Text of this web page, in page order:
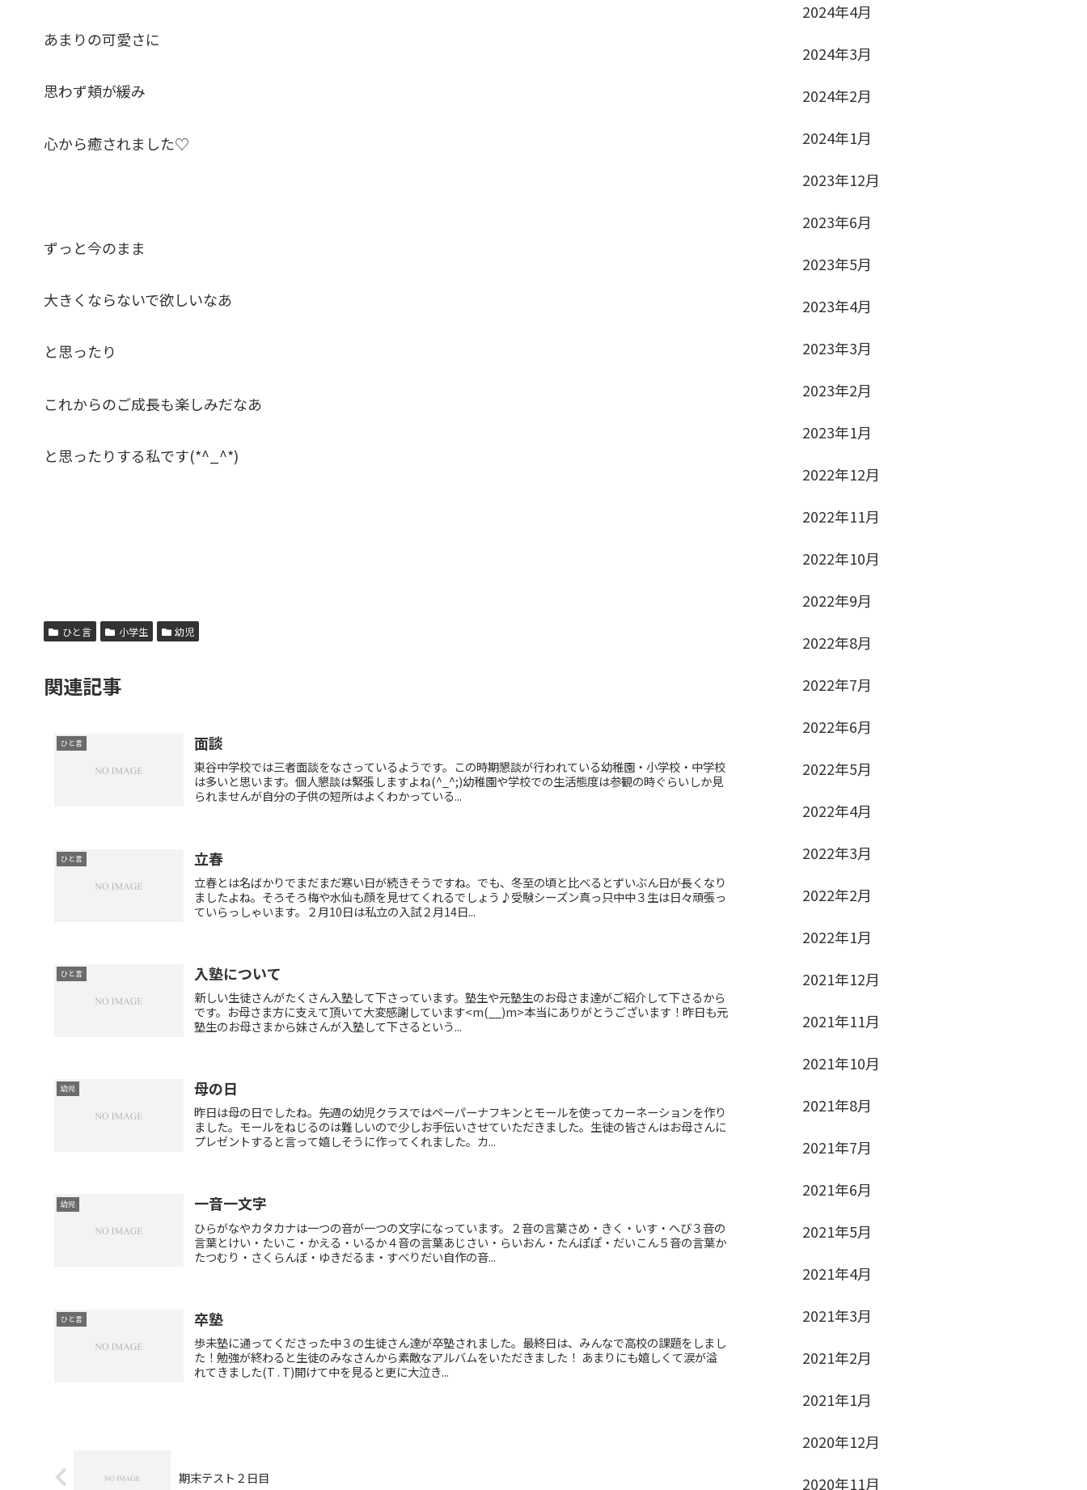
あまりの可愛さに
思わず頬が緩み
心から癒されました♡
ずっと今のまま
大きくならないで欲しいなあ
と思ったり
これからのご成長も楽しみだなあ
と思ったりする私です(*^_^*)
ひと言 小学生 幼児
関連記事
ひと言 面談
東谷中学校では三者面談をなさっているようです。この時期懇談が行われている幼稚園・小学校・中学校
は多いと思います。個人懇談は緊張しますよね(^_^;)幼稚園や学校での生活態度は参観の時ぐらいしか見
られませんが自分の子供の短所はよくわかっている...
ひと言 立春
立春とは名ばかりでまだまだ寒い日が続きそうですね。でも、冬至の頃と比べるとずいぶん日が長くなり
ましたよね。そろそろ梅や水仙も顔を見せてくれるでしょう♪受験シーズン真っ只中中３生は日々頑張っ
ていらっしゃいます。２月10日は私立の入試２月14日...
ひと言 入塾について
新しい生徒さんがたくさん入塾して下さっています。塾生や元塾生のお母さま達がご紹介して下さるから
です。お母さま方に支えて頂いて大変感謝しています<m(__)m>本当にありがとうございます！昨日も元
塾生のお母さまから妹さんが入塾して下さるという...
幼児 母の日
昨日は母の日でしたね。先週の幼児クラスではペーパーナフキンとモールを使ってカーネーションを作り
ました。モールをねじるのは難しいので少しお手伝いさせていただきました。生徒の皆さんはお母さんに
プレゼントすると言って嬉しそうに作ってくれました。カ...
幼児 一音一文字
ひらがなやカタカナは一つの音が一つの文字になっています。２音の言葉さめ・きく・いす・へび３音の
言葉とけい・たいこ・かえる・いるか４音の言葉あじさい・らいおん・たんぽぽ・だいこん５音の言葉か
たつむり・さくらんぼ・ゆきだるま・すべりだい自作の音...
ひと言 卒塾
歩未塾に通ってくださった中３の生徒さん達が卒塾されました。最終日は、みんなで高校の課題をしまし
た！勉強が終わると生徒のみなさんから素敵なアルバムをいただきました！ あまりにも嬉しくて涙が溢
れてきました(T . T)開けて中を見ると更に大泣き...
期末テスト２日目
2024年4月
2024年3月
2024年2月
2024年1月
2023年12月
2023年6月
2023年5月
2023年4月
2023年3月
2023年2月
2023年1月
2022年12月
2022年11月
2022年10月
2022年9月
2022年8月
2022年7月
2022年6月
2022年5月
2022年4月
2022年3月
2022年2月
2022年1月
2021年12月
2021年11月
2021年10月
2021年8月
2021年7月
2021年6月
2021年5月
2021年4月
2021年3月
2021年2月
2021年1月
2020年12月
2020年11月